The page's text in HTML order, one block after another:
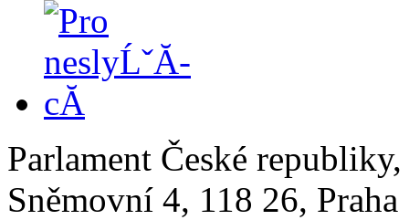
Parlament České
Sněmovní 4, 118 26,